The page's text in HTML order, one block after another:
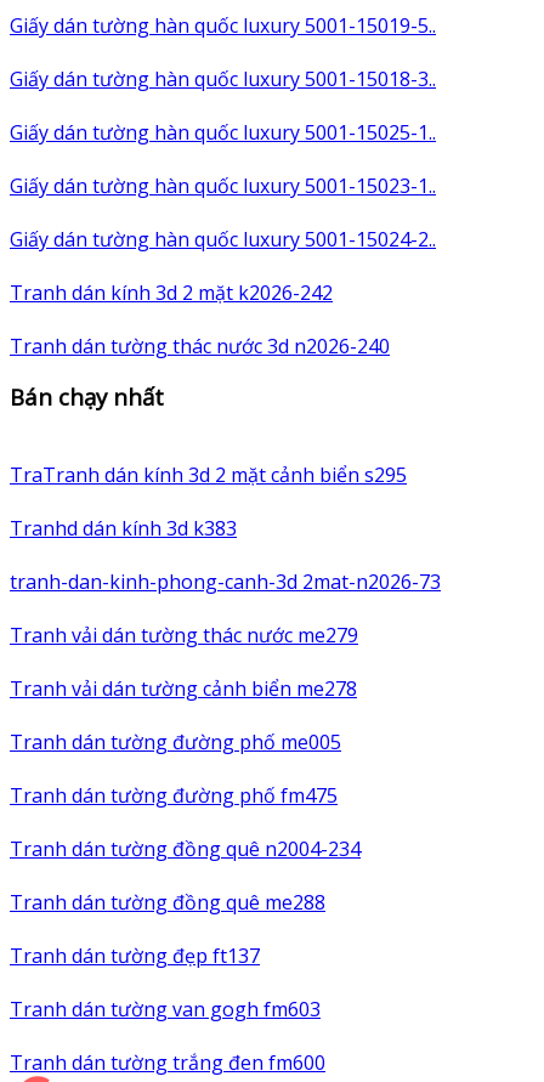
Giấy dán tường hàn quốc luxury 5001-15019-5..
Giấy dán tường hàn quốc luxury 5001-15018-3..
Giấy dán tường hàn quốc luxury 5001-15025-1..
Giấy dán tường hàn quốc luxury 5001-15023-1..
Giấy dán tường hàn quốc luxury 5001-15024-2..
Tranh dán kính 3d 2 mặt k2026-242
Tranh dán tường thác nước 3d n2026-240
Bán chạy nhất
TraTranh dán kính 3d 2 mặt cảnh biển s295
Tranhd dán kính 3d k383
tranh-dan-kinh-phong-canh-3d 2mat-n2026-73
Tranh vải dán tường thác nước me279
Tranh vải dán tường cảnh biển me278
Tranh dán tường đường phố me005
Tranh dán tường đường phố fm475
Tranh dán tường đồng quê n2004-234
Tranh dán tường đồng quê me288
Tranh dán tường đẹp ft137
Tranh dán tường van gogh fm603
Tranh dán tường trắng đen fm600